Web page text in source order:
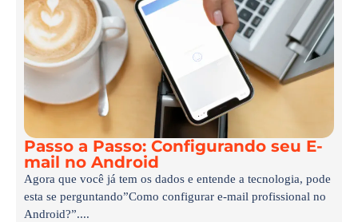
Passo a Passo: Configurando seu E-
mail no Android
Agora que você já tem os dados e entende a tecnologia, pode
esta se perguntando”Como configurar e-mail profissional no
Android?”....